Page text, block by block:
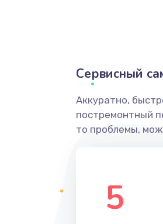
Сервисный
Аккуратно,
постремонтный
то проблемы,
5